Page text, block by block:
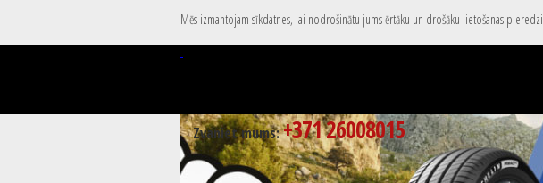
Mēs izmantojam sīkdatnes, lai nodrošinātu jums ērtāku un drošāku lietošanas
Zvaniet mums:+371 26008015